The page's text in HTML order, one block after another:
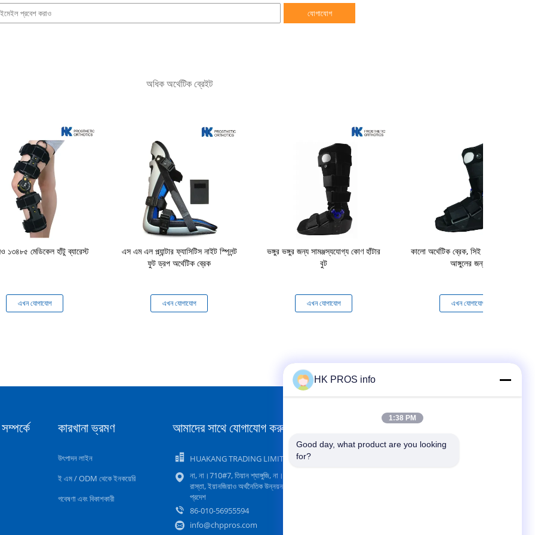
যোগাযোগ
অধিক অর্থেটিক ব্রেইট
মেডিকেল হাঁটু ব্যারেস্ট
এখন যোগাযোগ
এস এম এল প্ল্যান্টার ফ্যাসিটিস নাইট স্প্লিন্ট
ফুট ড্রপ অর্থেটিক ব্রেক
এখন যোগাযোগ
ভঙ্গুর ভঙ্গুর জন্য সামঞ্জস্যযোগ্য কোণ হাঁটার
বুট
এখন যোগাযোগ
কালো অর্থেটিক ব্রেক, সিই হাঁটার বুট স্প্রিন্ট
আঙ্গুলের জন্য
এখন যোগাযোগ
কারখানা ভ্রমণ
উৎপাদন লাইন
ই এম / ODM থেকে ইনকয়েরি
গবেষণা এবং বিকাশকারী
আমাদের সাথে যোগাযোগ করুন
HUAKANG TRADING LIMITED
না, না।710#7, তিয়ান শ্যাঙ্গুজি, না।151হুয়া দা
রাস্তা, ইয়ানজিয়াও অর্থনৈতিক উন্নয়ন এলাকা, সানহে,
প্রদেশ
86-010-56955594
info@chppros.com
আমাদের খুঁজে
HK PROS info
1:38 PM
Good day, what product are you looking
for?